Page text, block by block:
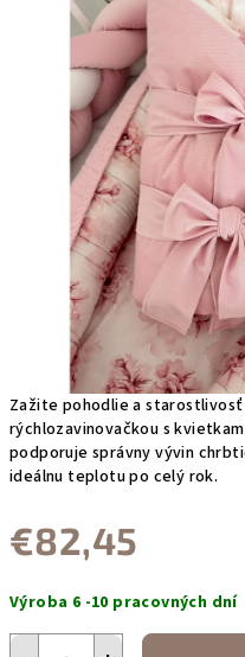
Zažite pohodlie a
rýchlozavinovačkou s
podporuje správny vývin
ideálnu teplotu po celý rok.
€82,45
cena:
Výroba 6 -10 pracovných dní
hviezdičiek.